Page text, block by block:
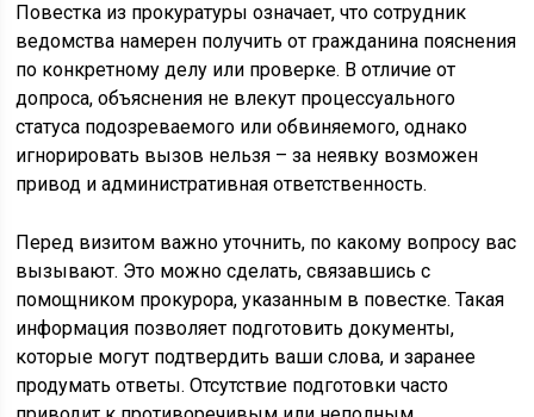
Повестка из прокуратуры означает, что сотрудник
ведомства намерен получить от гражданина пояснения
по конкретному делу или проверке. В отличие от
допроса, объяснения не влекут процессуального
статуса подозреваемого или обвиняемого, однако
игнорировать вызов нельзя – за неявку возможен
привод и административная ответственность.
Перед визитом важно уточнить, по какому вопросу вас
вызывают. Это можно сделать, связавшись с
помощником прокурора, указанным в повестке. Такая
информация позволяет подготовить документы,
которые могут подтвердить ваши слова, и заранее
продумать ответы. Отсутствие подготовки часто